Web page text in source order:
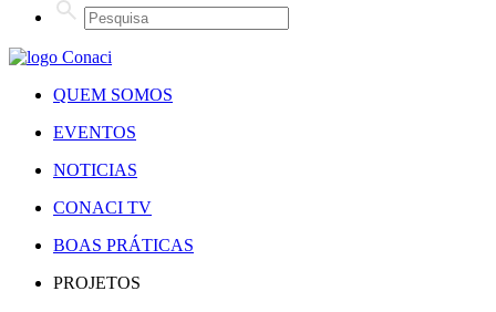
QUEM SOMOS
EVENTOS
NOTICIAS
CONACI TV
BOAS PRÁTICAS
PROJETOS